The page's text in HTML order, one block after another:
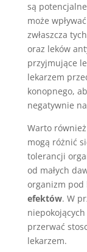
są potencjalne
może
zwłaszcza
oraz leków
przyjmujące
lekarzem
konopnego,
negatywnie
Warto
mogą różnić
tolerancji
od małych
organizm pod
efektów. W
przerwać
lekarzem.